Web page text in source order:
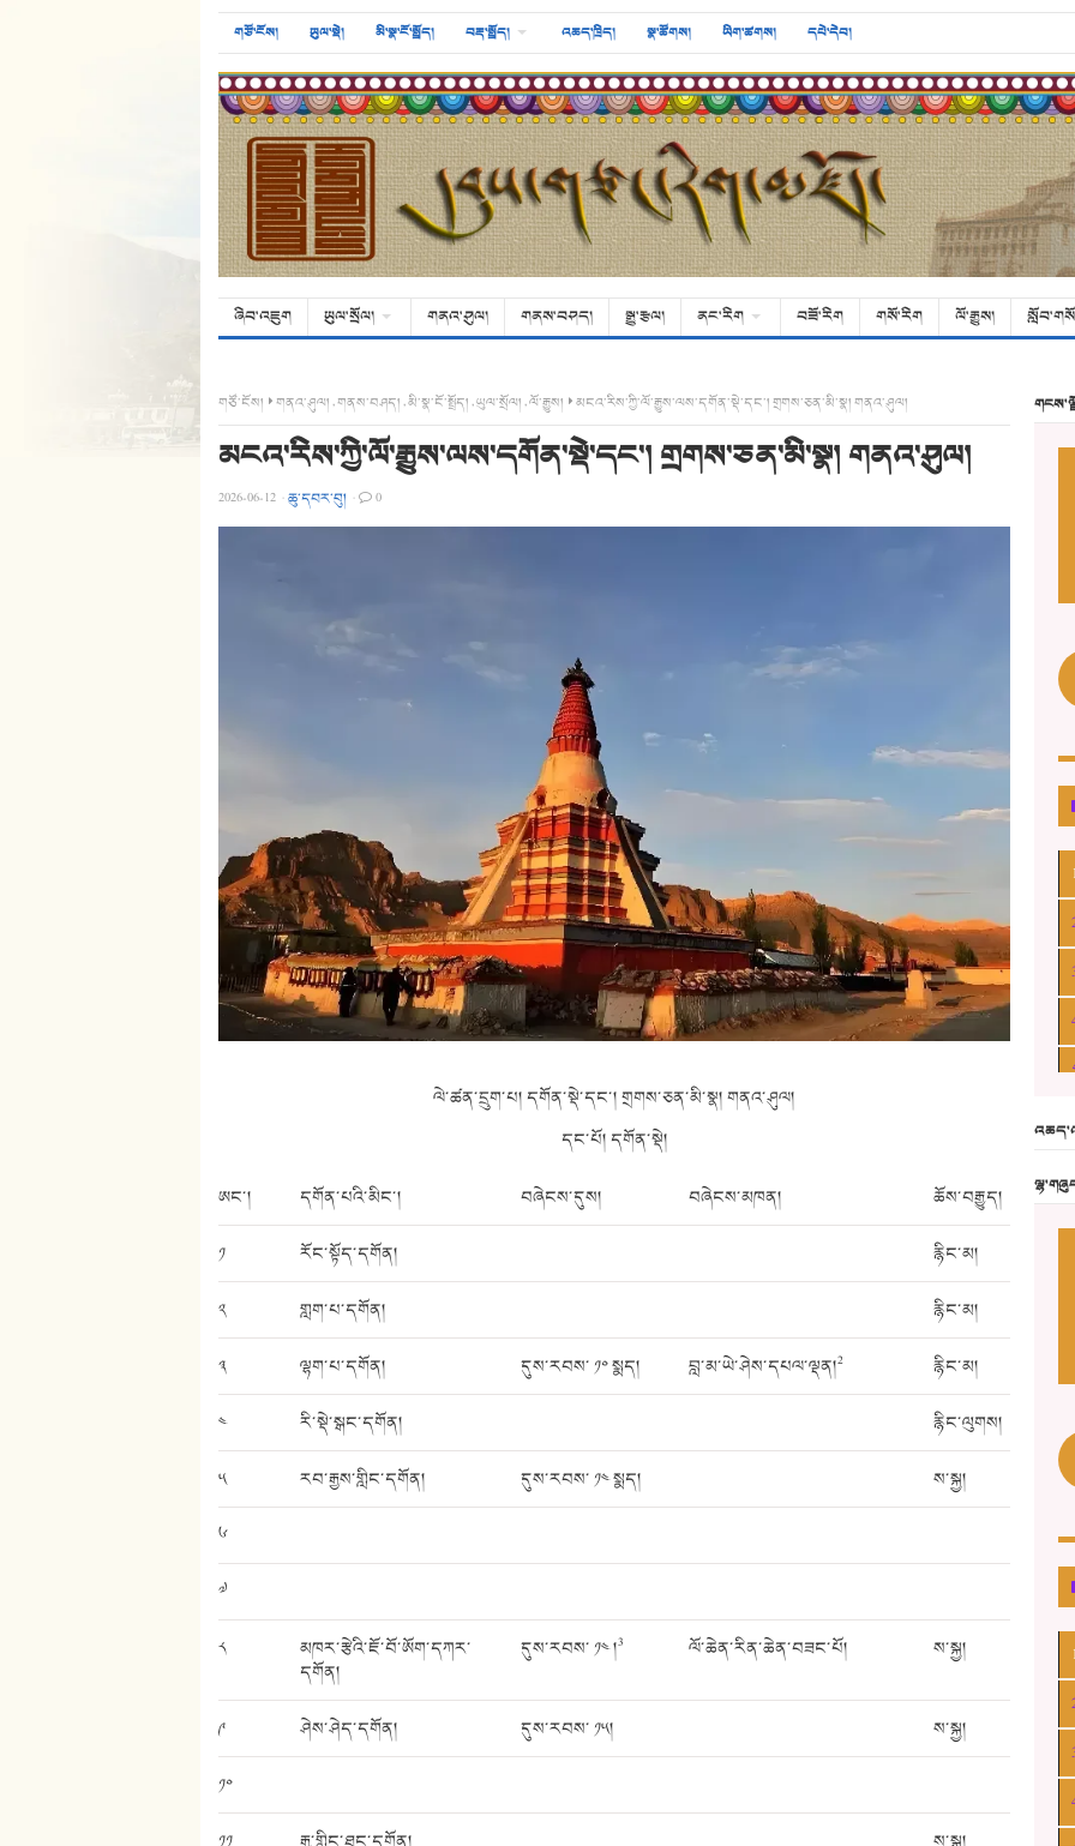
གཙོ་ངོས། ཡུལ་སྡེ། མི་སྣ་ངོ་སྤྲོད། བརྡ་སྤྲོད། འཆད་ཁྲིད། སྣ་ཚོགས། ཡིག་ཚགས། དཔེ་དེབ།
ཞིབ་འཇུག ཡུལ་སྲོལ། གནའ་ཤུལ། གནས་བཤད། སྒྱུ་རྩལ། ནང་རིག བཟོ་རིག གསོ་རིག ལོ་རྒྱུས།
གཙོ་ངོས། གནའ་ཤུལ།,གནས་བཤད།,མི་སྣ་ངོ་སྤྲོད།,ཡུལ་སྲོལ།,ལོ་རྒྱུས། མངའ་རིས་ཀྱི་ལོ་རྒྱུས་ལས་དགོན་སྡེ་དང་། གྲགས་ཅན་མི་སྣ། གནའ་ཤུལ།
མངའ་རིས་ཀྱི་ལོ་རྒྱུས་ལས་དགོན་སྡེ་དང་། གྲགས་ཅན་མི་སྣ། གནའ་ཤུལ།
2026-06-12 ·ཆུ་དབར་བུ། · 0
ལེ་ཚན་དྲུག་པ། དགོན་སྡེ་དང་། གྲགས་ཅན་མི་སྣ། གནའ་ཤུལ།
དང་པོ། དགོན་སྡེ།
ཨང་། དགོན་པའི་མིང་། བཞེངས་དུས། བཞེངས་མཁན། ཆོས་བརྒྱུད།
༡ རོང་སྟོད་དགོན། རྙིང་མ།
༢ གླག་པ་དགོན། རྙིང་མ།
༣ ལྷག་པ་དགོན། དུས་རབས་ ༡༠ སྨད། བླ་མ་ཡེ་ཤེས་དཔལ་ལྡན།2 རྙིང་མ།
༤ རི་སྡེ་སྒང་དགོན། རྙིང་ལུགས།
༥ རབ་རྒྱས་གླིང་དགོན། དུས་རབས་ ༡༤ སྨད། ས་སྐྱ།
༦
༧
༨
མཁར་རྩེའི་ཇོ་བོ་ཨོག་དཀར་
དགོན།
དུས་རབས་ ༡༤ །3 ལོ་ཆེན་རིན་ཆེན་བཟང་པོ། ས་སྐྱ།
༩ ཤེས་ཤེད་དགོན། དུས་རབས་ ༡༥། ས་སྐྱ།
༡༠